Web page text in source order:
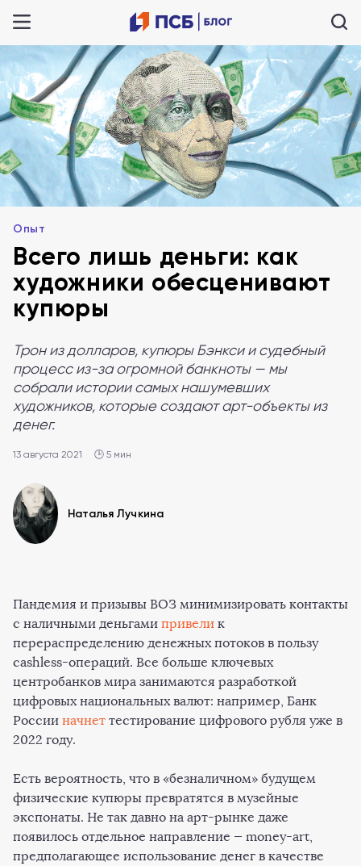
Опыт
Всего лишь деньги: как
художники обесценивают
купюры
Трон из долларов, купюры Бэнкси и судебный
процесс из-за огромной банкноты — мы
собрали истории самых нашумевших
художников, которые создают арт-объекты из
денег.
13 августа 2021 🕒 5 мин
Наталья Лучкина
Пандемия и призывы ВОЗ минимизировать контакты
с наличными деньгами привели к
перераспределению денежных потоков в пользу
cashless-операций. Все больше ключевых
центробанков мира занимаются разработкой
цифровых национальных валют: например, Банк
России начнет тестирование цифрового рубля уже в
2022 году.
Есть вероятность, что в «безналичном» будущем
физические купюры превратятся в музейные
экспонаты. Не так давно на арт-рынке даже
появилось отдельное направление — money-art,
предполагающее использование денег в качестве